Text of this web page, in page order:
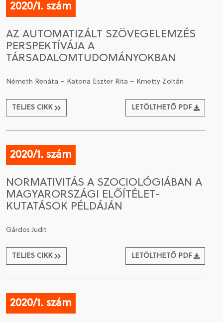
2020/1. szám
AZ AUTOMATIZÁLT SZÖVEGELEMZÉS
PERSPEKTÍVÁJA A
TÁRSADALOMTUDOMÁNYOKBAN
Németh Renáta – Katona Eszter Rita – Kmetty Zoltán
TELJES CIKK LETÖLTHETŐ PDF
2020/1. szám
NORMATIVITÁS A SZOCIOLÓGIÁBAN A
MAGYARORSZÁGI ELŐÍTÉLET-
KUTATÁSOK PÉLDÁJÁN
Gárdos Judit
TELJES CIKK LETÖLTHETŐ PDF
2020/1. szám